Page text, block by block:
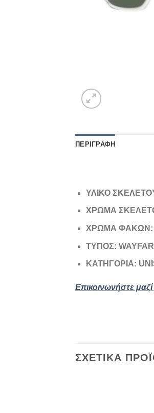
ΠΕΡΙΓΡΑΦΉ
ΥΛΙΚΟ
ΧΡΩΜΑ
ΧΡΩΜΑ ΦΑΚΩΝ:
ΤΥΠΟΣ:
ΚΑΤΗΓΟΡΙΑ:
Επικοινωνήστε
ΣΧΕΤΙΚΆ